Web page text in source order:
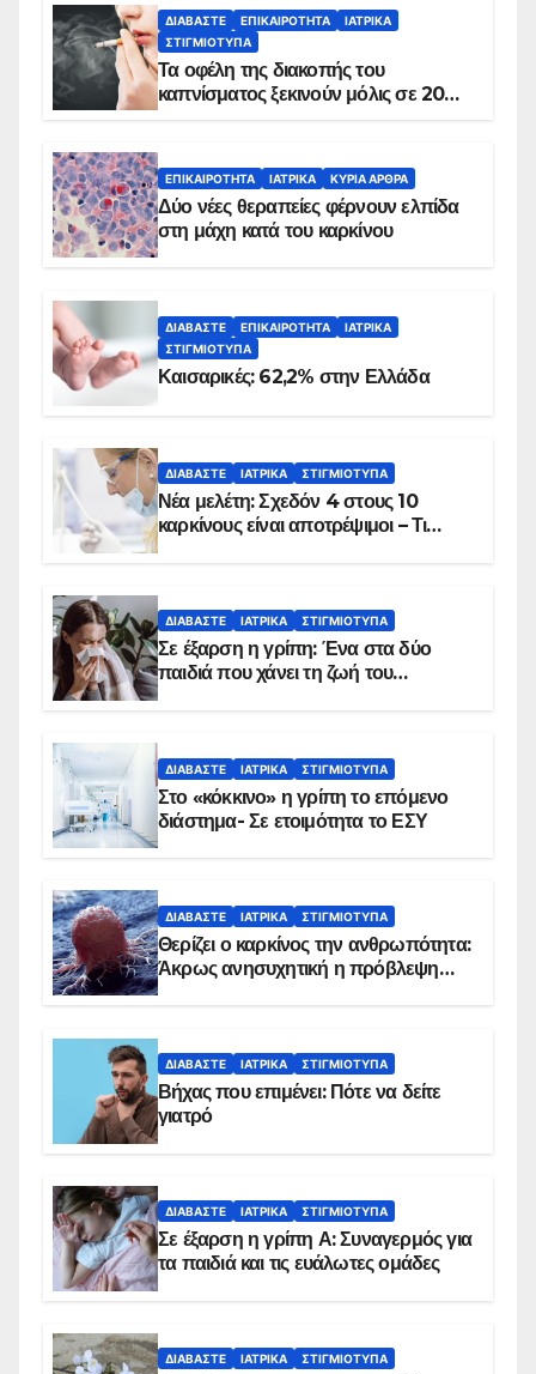
ΔΙΑΒΆΣΤΕ ΕΠΙΚΑΙΡΌΤΗΤΑ
ΙΑΤΡΙΚΆ
ΣΤΙΓΜΙΌΤΥΠΑ
Τα οφέλη της διακοπής του
καπνίσματος ξεκινούν μόλις σε 20
ΕΠΙΚΑΙΡΌΤΗΤΑ ΙΑΤΡΙΚΆ ΚΥΡΙΑ ΑΡΘΡΑ
Δύο νέες θεραπείες φέρνουν ελπίδα
στη μάχη κατά του καρκίνου
ΔΙΑΒΆΣΤΕ ΕΠΙΚΑΙΡΌΤΗΤΑ
ΙΑΤΡΙΚΆ
ΣΤΙΓΜΙΌΤΥΠΑ
Καισαρικές: 62,2% στην Ελλάδα
ΔΙΑΒΆΣΤΕ ΙΑΤΡΙΚΆ ΣΤΙΓΜΙΌΤΥΠΑ
Νέα μελέτη: Σχεδόν 4 στους 10
καρκίνους είναι αποτρέψιμοι – Τι
ΔΙΑΒΆΣΤΕ ΙΑΤΡΙΚΆ ΣΤΙΓΜΙΌΤΥΠΑ
Σε έξαρση η γρίπη: Ένα στα δύο
παιδιά που χάνει τη ζωή του
ΔΙΑΒΆΣΤΕ ΙΑΤΡΙΚΆ ΣΤΙΓΜΙΌΤΥΠΑ
Στο «κόκκινο» η γρίπη το επόμενο
διάστημα- Σε ετοιμότητα το ΕΣΥ
ΔΙΑΒΆΣΤΕ ΙΑΤΡΙΚΆ ΣΤΙΓΜΙΌΤΥΠΑ
Θερίζει ο καρκίνος την ανθρωπότητα:
Άκρως ανησυχητική η πρόβλεψη…
ΔΙΑΒΆΣΤΕ ΙΑΤΡΙΚΆ ΣΤΙΓΜΙΌΤΥΠΑ
Βήχας που επιμένει: Πότε να δείτε
γιατρό
ΔΙΑΒΆΣΤΕ ΙΑΤΡΙΚΆ ΣΤΙΓΜΙΌΤΥΠΑ
Σε έξαρση η γρίπη Α: Συναγερμός για
τα παιδιά και τις ευάλωτες ομάδες
ΔΙΑΒΆΣΤΕ ΙΑΤΡΙΚΆ ΣΤΙΓΜΙΌΤΥΠΑ